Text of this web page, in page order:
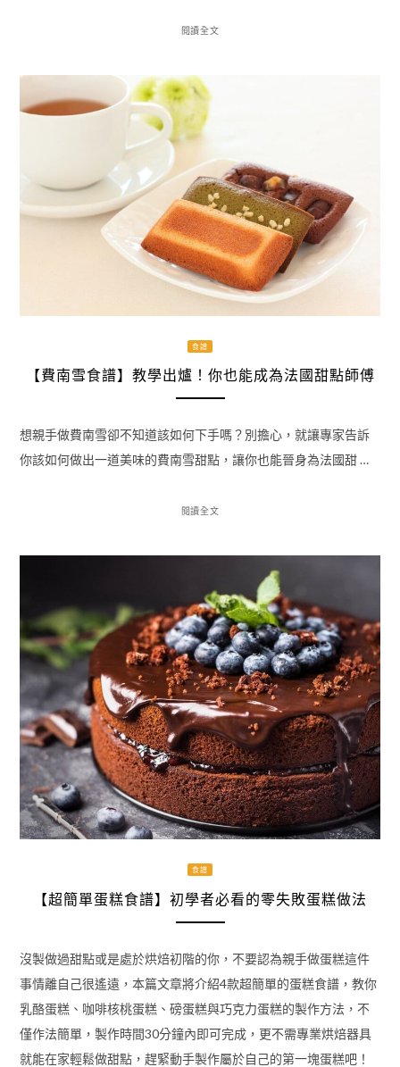
閱讀全文
食譜
【費南雪食譜】教學出爐！你也能成為法國甜點師傅
想親手做費南雪卻不知道該如何下手嗎？別擔心，就讓專家告訴
你該如何做出一道美味的費南雪甜點，讓你也能晉身為法國甜 …
閱讀全文
食譜
【超簡單蛋糕食譜】初學者必看的零失敗蛋糕做法
沒製做過甜點或是處於烘焙初階的你，不要認為親手做蛋糕這件
事情離自己很遙遠，本篇文章將介紹4款超簡單的蛋糕食譜，教你
乳酪蛋糕、咖啡核桃蛋糕、磅蛋糕與巧克力蛋糕的製作方法，不
僅作法簡單，製作時間30分鐘內即可完成，更不需專業烘焙器具
就能在家輕鬆做甜點，趕緊動手製作屬於自己的第一塊蛋糕吧！